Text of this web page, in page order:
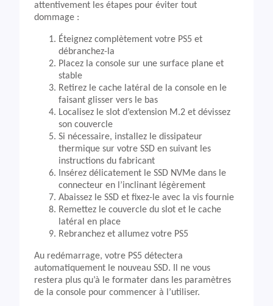
attentivement les étapes pour éviter tout
dommage :
Éteignez complètement votre PS5 et
débranchez-la
Placez la console sur une surface plane et
stable
Retirez le cache latéral de la console en le
faisant glisser vers le bas
Localisez le slot d’extension M.2 et dévissez
son couvercle
Si nécessaire, installez le dissipateur
thermique sur votre SSD en suivant les
instructions du fabricant
Insérez délicatement le SSD NVMe dans le
connecteur en l’inclinant légèrement
Abaissez le SSD et fixez-le avec la vis fournie
Remettez le couvercle du slot et le cache
latéral en place
Rebranchez et allumez votre PS5
Au redémarrage, votre PS5 détectera
automatiquement le nouveau SSD. Il ne vous
restera plus qu’à le formater dans les paramètres
de la console pour commencer à l’utiliser.